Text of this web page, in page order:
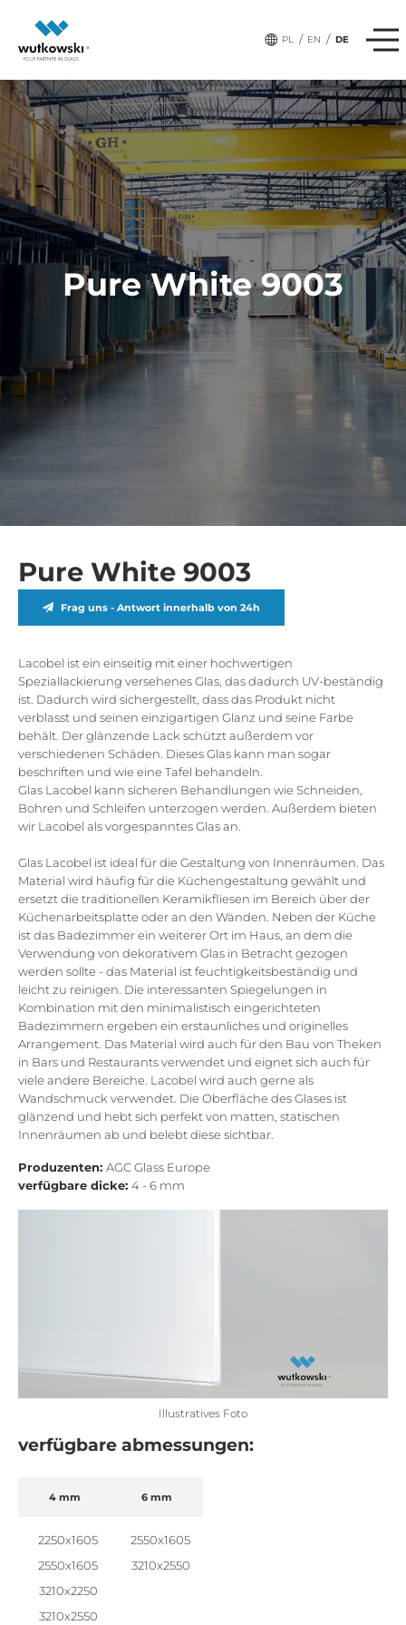
PL / EN / DE
Pure White 9003
Pure White 9003
Frag uns - Antwort innerhalb von 24h
Lacobel ist ein einseitig mit einer hochwertigen
Speziallackierung versehenes Glas, das dadurch UV-beständig
ist. Dadurch wird sichergestellt, dass das Produkt nicht
verblasst und seinen einzigartigen Glanz und seine Farbe
behält. Der glänzende Lack schützt außerdem vor
verschiedenen Schäden. Dieses Glas kann man sogar
beschriften und wie eine Tafel behandeln.
Glas Lacobel kann sicheren Behandlungen wie Schneiden,
Bohren und Schleifen unterzogen werden. Außerdem bieten
wir Lacobel als vorgespanntes Glas an.
Glas Lacobel ist ideal für die Gestaltung von Innenräumen. Das
Material wird häufig für die Küchengestaltung gewählt und
ersetzt die traditionellen Keramikfliesen im Bereich über der
Küchenarbeitsplatte oder an den Wänden. Neben der Küche
ist das Badezimmer ein weiterer Ort im Haus, an dem die
Verwendung von dekorativem Glas in Betracht gezogen
werden sollte - das Material ist feuchtigkeitsbeständig und
leicht zu reinigen. Die interessanten Spiegelungen in
Kombination mit den minimalistisch eingerichteten
Badezimmern ergeben ein erstaunliches und originelles
Arrangement. Das Material wird auch für den Bau von Theken
in Bars und Restaurants verwendet und eignet sich auch für
viele andere Bereiche. Lacobel wird auch gerne als
Wandschmuck verwendet. Die Oberfläche des Glases ist
glänzend und hebt sich perfekt von matten, statischen
Innenräumen ab und belebt diese sichtbar.
Produzenten: AGC Glass Europe
verfügbare dicke: 4 - 6 mm
Illustratives Foto
verfügbare abmessungen:
4 mm
2250x1605
2550x1605
3210x2250
3210x2550
6 mm
2550x1605
3210x2550